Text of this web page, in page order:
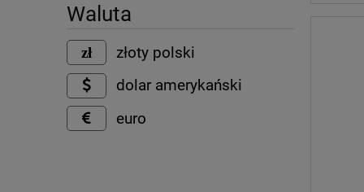
Waluta
złoty polski
dolar amerykański
euro